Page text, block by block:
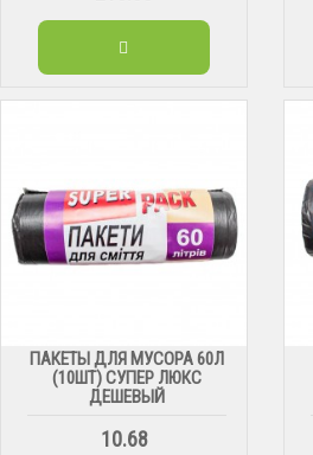
ПАКЕТЫ ДЛЯ МУСОРА 60Л
(10ШТ) СУПЕР ЛЮКС
ДЕШЕВЫЙ
10.68